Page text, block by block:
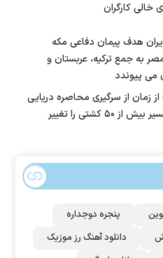
خالی کارگران
هدف پیمان دفاعی مکه
به جمع ترکیه، عربستان و
می پیوندد
از زمان از سرگیری محاصره دریایی
ایران، مسیر بیش از ۵۰ کشتی را تغییر
پنجره دوجداره
دانلود آهنگ رز‌ موزیک